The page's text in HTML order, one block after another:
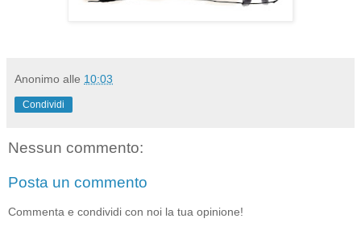
Anonimo alle 10:03
Condividi
Nessun commento:
Posta un commento
Commenta e condividi con noi la tua opinione!